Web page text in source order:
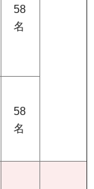
58
名
58
名